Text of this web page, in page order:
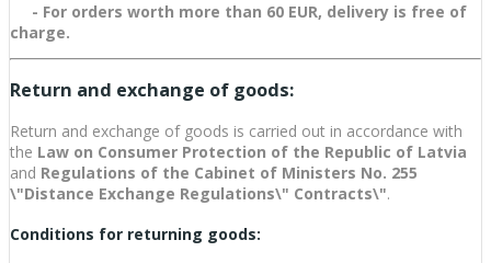
- For orders worth more than 60 EUR, delivery is free of
charge.
Return and exchange of goods:
Return and exchange of goods is carried out in accordance with
the Law on Consumer Protection of the Republic of Latvia
and Regulations of the Cabinet of Ministers No. 255
\"Distance Exchange Regulations\" Contracts\".
Conditions for returning goods: